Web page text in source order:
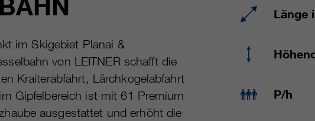
im Skigebiet Planai &
von LEITNER schafft die
Kraiterabfahrt, Lärchkogelabfahrt
Gipfelbereich ist mit 61 Premium
ausgestattet und erhöht die
Länge
P/h
Name
Anbieter sgalinski Cookie Opt In
Laufzeit 30 Tage
Zweck
Speichert die vom Benutzer gewählten Cookie-
Mehrere - variieren zwischen 2 Jahren und 6
Diese Cookies werden von Google Analytics
verwendet, um verschiedene Arten von
Nutzungsinformationen zu sammeln,
einschließlich persönlicher und nicht-
personenbezogener Informationen. Weitere